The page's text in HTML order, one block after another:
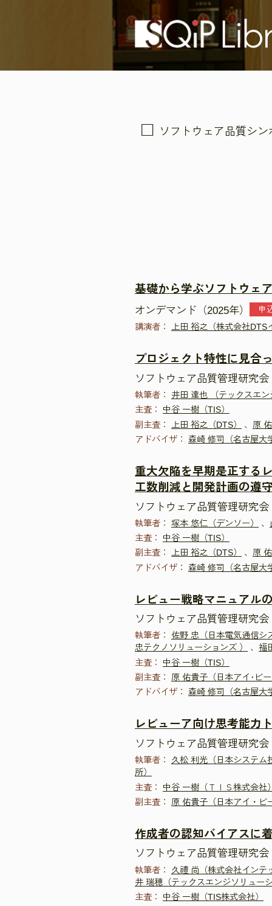
ソフトウェア品質シン
基礎から学ぶソフトウェ
オンデマンド（2025年）
申
講演者：
上田 裕之（株式会社DTS
プロジェクト特性に見合
ソフトウェア品質管理研究
執筆者： 井田 達也 （テックスエン
主査：
中谷 一樹（TIS）
副主査：
上田 裕之（DTS） 、 原
アドバイザ：
森崎 修司（名古屋大
重大欠陥を早期是正する
工数削減と開発計画の遵
ソフトウェア品質管理研究
執筆者： 塚本 悠仁（デンソー） 、
主査：
中谷 一樹（TIS）
副主査：
上田 裕之（DTS） 、 原
アドバイザ：
森崎 修司（名古屋大
レビュー戦略マニュアル
ソフトウェア品質管理研究
執筆者： 佐野 忠（日本電気通信シ
忠テクノソリューションズ ）
、 福
主査：
中谷 一樹（TIS）
副主査：
原 佑貴子（日本アイ･ビー
アドバイザ：
森崎 修司（名古屋大
レビューア向け思考能力
ソフトウェア品質管理研究
執筆者： 久松 利光（日本システム
所）
主査：
中谷 一樹（ＴＩＳ株式会社）
副主査：
原 佑貴子（日本アイ・ビ
作成者の認知バイアスに
ソフトウェア品質管理研究
執筆者： 久禮 尚（株式会社インテ
井 瑞穂（テックスエンジソリュー
主査：
中谷 一樹（TIS株式会社）